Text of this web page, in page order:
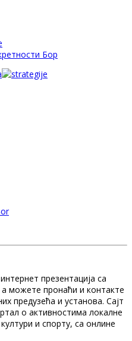
Бор
презентација са
можете пронаћи и контакте
предузећа и установа. Сајт
о активностима локалне
и спорту, са онлине